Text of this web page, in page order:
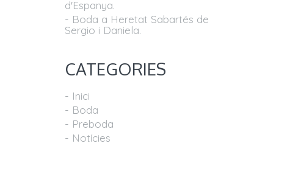
d'Espanya.
- Boda a Heretat Sabartés de
Sergio i Daniela.
CATEGORIES
- Inici
- Boda
- Preboda
- Notícies